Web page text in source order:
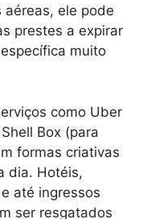
aéreas, ele pode
prestes a expirar
muito
como Uber
Box (para
formas criativas
dia. Hotéis,
até ingressos
ser resgatados